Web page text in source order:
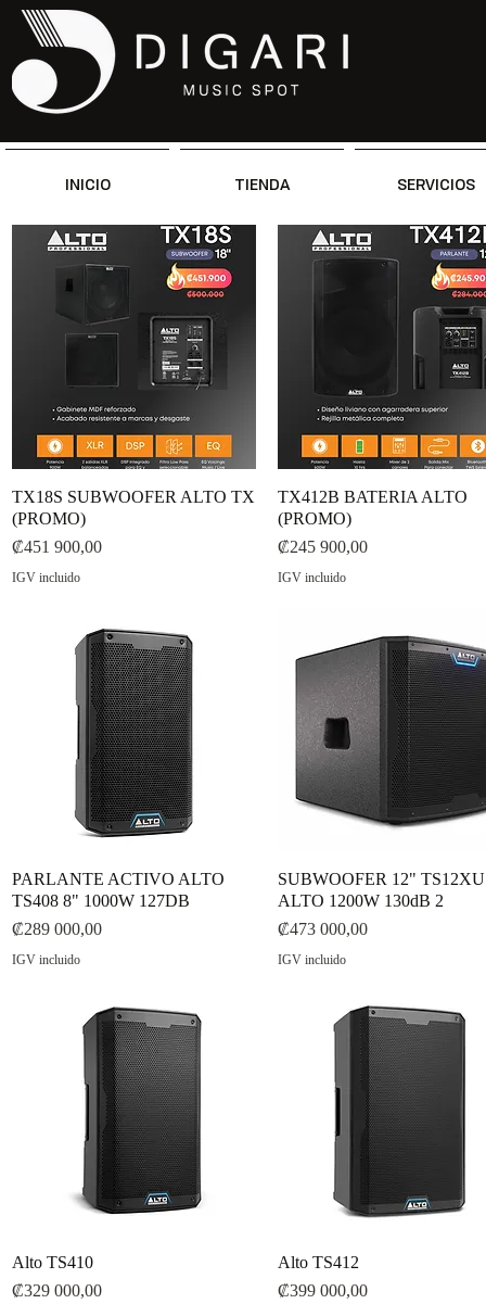
INICIO TIENDA SERVICIOS
Vista rápida
TX18S SUBWOOFER ALTO TX
(PROMO)
Precio
₡451 900,00
IGV incluido
Vista rápida
TX412B BATERIA ALTO
(PROMO)
Precio
₡245 900,00
IGV incluido
Vista rápida
PARLANTE ACTIVO ALTO
TS408 8" 1000W 127DB
Precio
₡289 000,00
IGV incluido
Vista rápida
SUBWOOFER 12"
ALTO 1200W 130dB 2
Precio
₡473 000,00
IGV incluido
Alto TS410
Precio
₡329 000,00
Alto TS412
Precio
₡399 000,00